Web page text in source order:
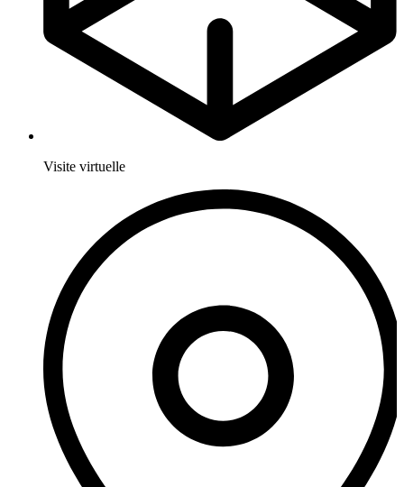
Visite virtuelle